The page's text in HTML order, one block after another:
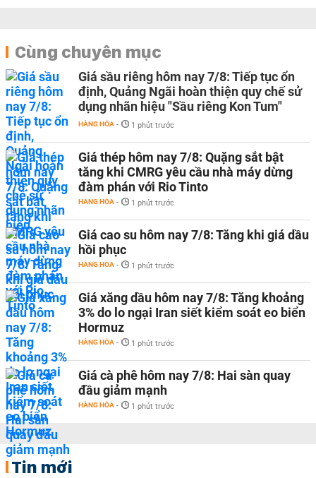
Cùng chuyên mục
Giá sầu riêng hôm nay 7/8: Tiếp tục ổn
định, Quảng Ngãi hoàn thiện quy chế sử
dụng nhãn hiệu "Sầu riêng Kon Tum"
HÀNG HÓA - 1 phút trước
Giá thép hôm nay 7/8: Quặng sắt bật
tăng khi CMRG yêu cầu nhà máy dừng
đàm phán với Rio Tinto
HÀNG HÓA - 1 phút trước
Giá cao su hôm nay 7/8: Tăng khi giá dầu
hồi phục
HÀNG HÓA - 1 phút trước
Giá xăng dầu hôm nay 7/8: Tăng khoảng
3% do lo ngại Iran siết kiểm soát eo biển
Hormuz
HÀNG HÓA - 1 phút trước
Giá cà phê hôm nay 7/8: Hai sàn quay
đầu giảm mạnh
HÀNG HÓA - 1 phút trước
Tin mới